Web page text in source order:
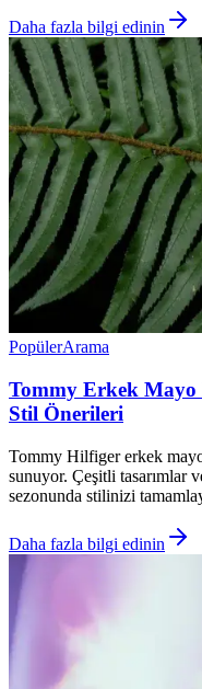
Daha fazla bilgi edinin
PopülerArama
Tommy Erkek Mayo
Stil Önerileri
Tommy Hilfiger erkek
sunuyor. Çeşitli tasarımlar
sezonunda stilinizi
Daha fazla bilgi edinin